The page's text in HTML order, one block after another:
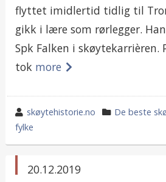
flyttet imidlertid tidlig til
gikk i lære som rørlegger.
Spk Falken i skøytekarrièren.
tok more
wrote
by
skøytehistorie.no
category
De beste
fylke
published
20.12.2019